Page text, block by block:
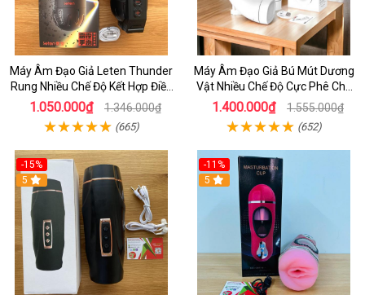
Máy Âm Đạo Giả Leten Thunder
Rung Nhiều Chế Độ Kết Hợp Điều
Khiển Từ Xa Qua aap Dùng Cho
Nam Tự Sướng
1.050.000₫ 1.346.000₫
(665)
Máy Âm Đạo Giả Bú Mút Dương
Vật Nhiều Chế Độ Cực Phê Cho
Nam
1.400.000₫ 1.555.000₫
(652)
-15%
5
-11%
5